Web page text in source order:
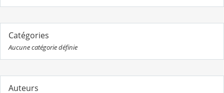
Catégories
Aucune catégorie définie
Auteurs